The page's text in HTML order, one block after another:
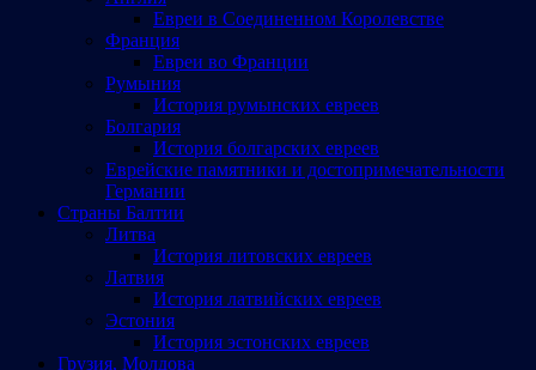
Евреи в Соединенном Королевстве
Франция
Евреи во Франции
Румыния
История румынских евреев
Болгария
История болгарских евреев
Еврейские памятники и достопримечательности
Германии
Страны Балтии
Литва
История литовских евреев
Латвия
История латвийских евреев
Эстония
История эстонских евреев
Грузия, Молдова